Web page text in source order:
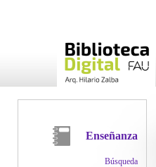
Enseñanza
Búsqueda